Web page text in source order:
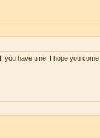
you have time, I hope you